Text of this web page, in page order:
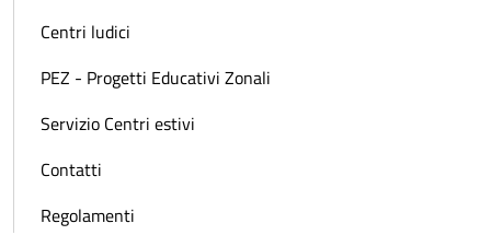
Centri ludici
PEZ - Progetti Educativi Zonali
Servizio Centri estivi
Contatti
Regolamenti